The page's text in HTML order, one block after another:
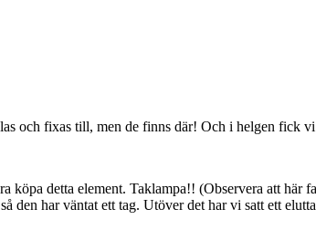
och fixas till, men de finns där! Och i helgen fick
köpa detta element. Taklampa!! (Observera att
den har väntat ett tag. Utöver det har vi satt ett